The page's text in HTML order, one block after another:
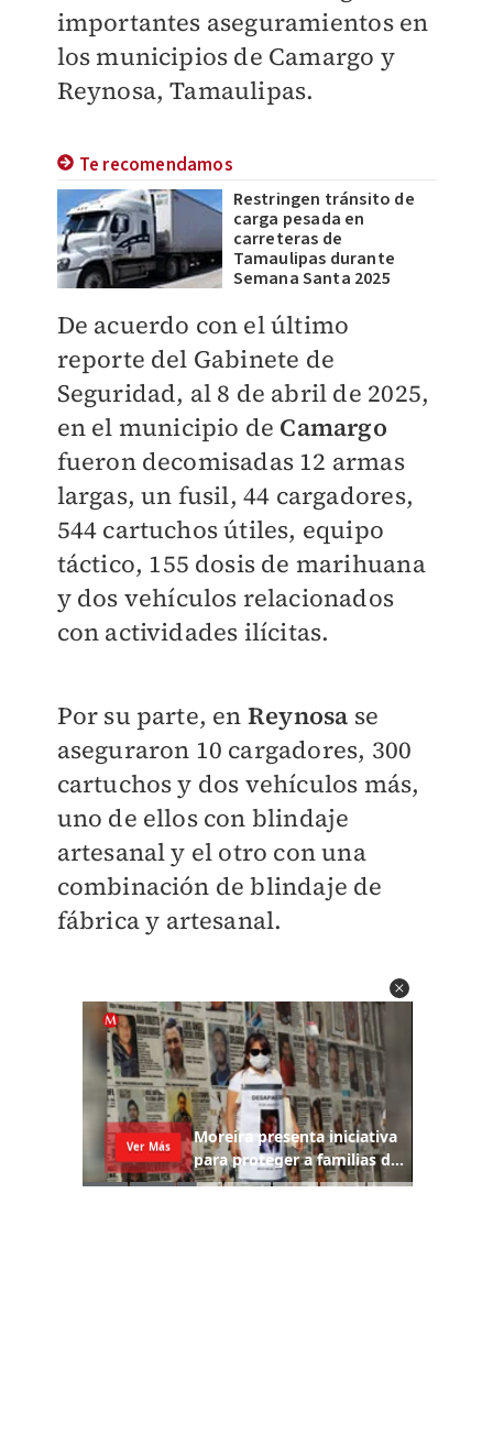
importantes aseguramientos en
los municipios de Camargo y
Reynosa, Tamaulipas.
Te recomendamos
Restringen tránsito de
carga pesada en
carreteras de
Tamaulipas durante
Semana Santa 2025
De acuerdo con el último
reporte del Gabinete de
Seguridad, al 8 de abril de 2025,
en el municipio de Camargo
fueron decomisadas 12 armas
largas, un fusil, 44 cargadores,
544 cartuchos útiles, equipo
táctico, 155 dosis de marihuana
y dos vehículos relacionados
con actividades ilícitas.
Por su parte, en Reynosa se
aseguraron 10 cargadores, 300
cartuchos y dos vehículos más,
uno de ellos con blindaje
artesanal y el otro con una
combinación de blindaje de
fábrica y artesanal.